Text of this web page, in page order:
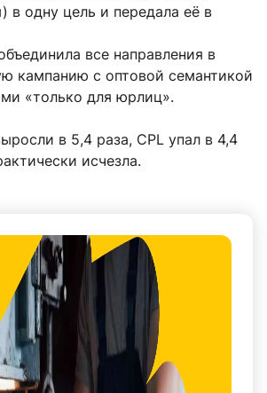
в одну цель и передала её в
все направления в
кампанию с оптовой семантикой
«только для юрлиц».
в 5,4 раза, CPL упал в 4,4
исчезла.